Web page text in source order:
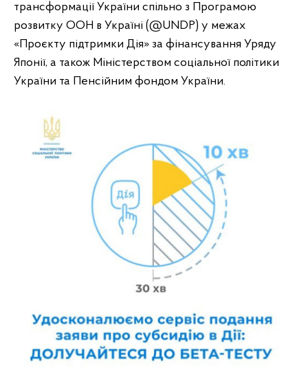
трансформації України спільно з Програмою
розвитку ООН в Україні (@UNDP) у межах
«Проєкту підтримки Дія» за фінансування Уряду
Японії, а також Міністерством соціальної політики
України та Пенсійним фондом України.